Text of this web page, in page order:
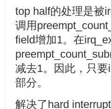
top half的处理是被
调用
field增加1。在
减去1。因此，只
部分。
解决了hard